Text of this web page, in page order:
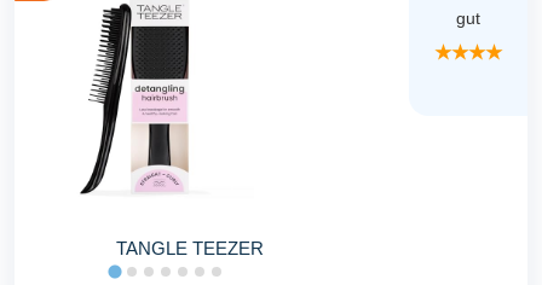
TANGLE TEEZER
gut
★★★★